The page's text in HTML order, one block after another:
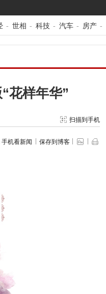
- 世相 - 科技 - 汽车 - 房产 -
花样年华”
扫描到手机
手机看新闻 保存到博客